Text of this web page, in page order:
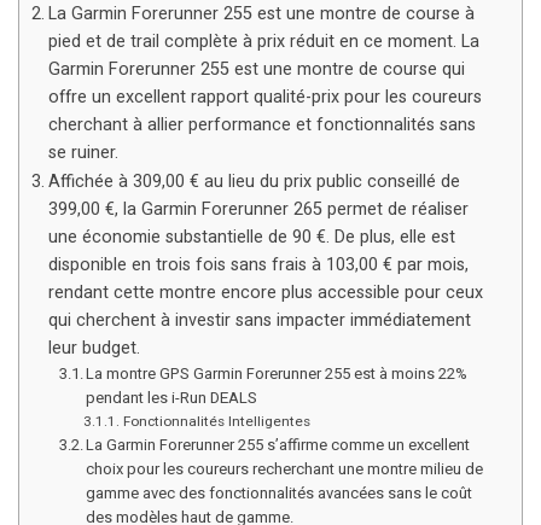
La Garmin Forerunner 255 est une montre de course à
pied et de trail complète à prix réduit en ce moment. La
Garmin Forerunner 255 est une montre de course qui
offre un excellent rapport qualité-prix pour les coureurs
cherchant à allier performance et fonctionnalités sans
se ruiner.
Affichée à 309,00 € au lieu du prix public conseillé de
399,00 €, la Garmin Forerunner 265 permet de réaliser
une économie substantielle de 90 €. De plus, elle est
disponible en trois fois sans frais à 103,00 € par mois,
rendant cette montre encore plus accessible pour ceux
qui cherchent à investir sans impacter immédiatement
leur budget.
La montre GPS Garmin Forerunner 255 est à moins 22%
pendant les i-Run DEALS
Fonctionnalités Intelligentes
La Garmin Forerunner 255 s’affirme comme un excellent
choix pour les coureurs recherchant une montre milieu de
gamme avec des fonctionnalités avancées sans le coût
des modèles haut de gamme.